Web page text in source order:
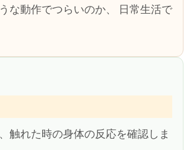
な動作でつらいのか、 日常生活で
触れた時の身体の反応を確認しま